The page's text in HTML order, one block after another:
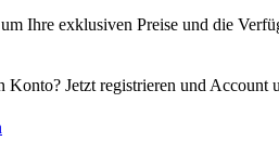
Ihre exklusiven Preise und die
Konto? Jetzt registrieren und